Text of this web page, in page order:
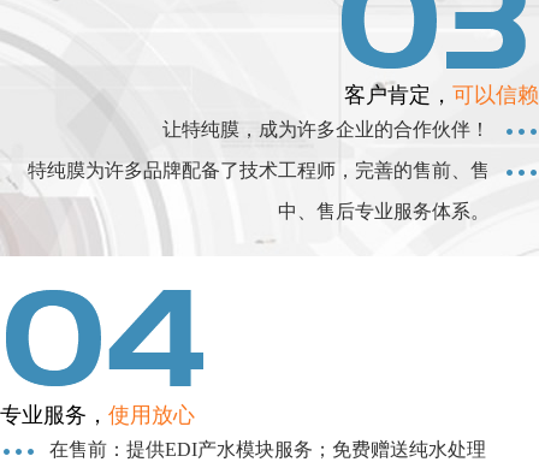
客户肯定， 可以信赖
让特纯膜，成为许多企业的合作伙伴！
特纯膜为许多品牌配备了技术工程师，完善的售前、售
中、售后专业服务体系。
专业服务， 使用放心
在售前：提供EDI产水模块服务；免费赠送纯水处理